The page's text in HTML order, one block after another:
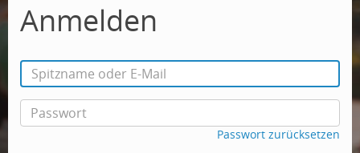
Anmelden
Passwort zurücksetzen